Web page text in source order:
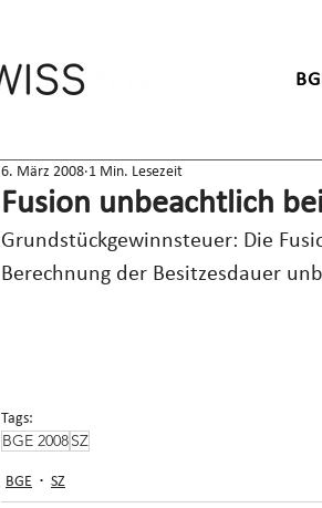
Fusion unbeachtlich
6. März 2008 1 Min. Lesezeit
Grundstückgewinnsteuer: Die
Berechnung der Besitzesdauer
Tags:
BGE 2008SZ
BGE SZ